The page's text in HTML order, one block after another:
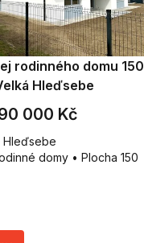
rodinného domu 150
Hleďsebe
000 Kč
Hleďsebe
domy • Plocha 150